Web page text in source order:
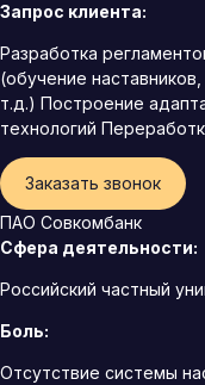
Запрос клиента:
Разработка
(обучение
т.д.) Построение
технологий
Заказать звонок
ПАО Совкомбанк
Сфера деятельности:
Российский частный
Боль:
Отсутствие системы